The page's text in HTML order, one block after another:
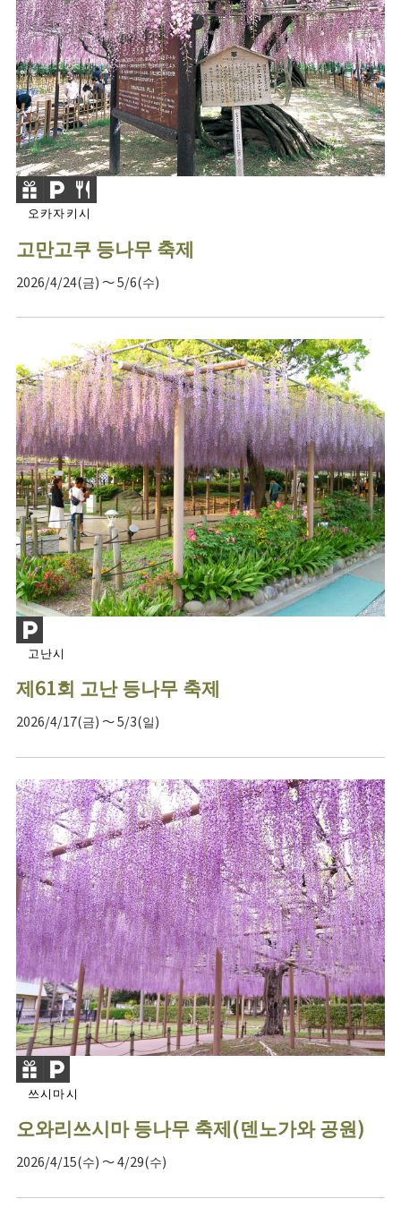
오카자키시
고만고쿠 등나무 축제
2026/4/24(금) ～ 5/6(수)
고난시
제61회 고난 등나무 축제
2026/4/17(금) ～ 5/3(일)
쓰시마시
오와리쓰시마 등나무 축제(덴노가와 공원)
2026/4/15(수) ～ 4/29(수)